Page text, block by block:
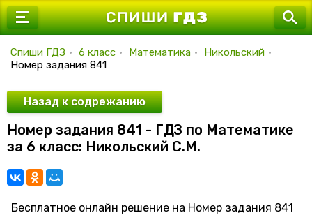
7 класс
9 класс
10 класс
11 класс
Спиши ГДЗ • 6 класс • Математика • Никольский •
Номер задания 841
Назад к содрежанию
Номер задания 841 - ГДЗ по Математике
за 6 класс: Никольский С.М.
Бесплатное онлайн решение на Номер задания 841